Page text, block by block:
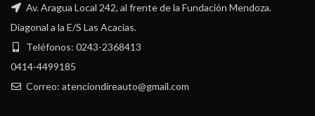
Av. Aragua Local 242, al frente de la Fundación Mendoza.
Diagonal a la E/S Las Acacias.
Teléfonos: 0243-2368413
0414-4499185
Correo: atenciondireauto@gmail.com